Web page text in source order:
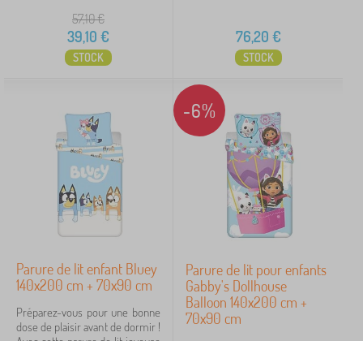
57,10€
39,10 €
STOCK
76,20 €
STOCK
Parure de lit enfant Bluey
140x200 cm + 70x90 cm
Préparez-vous pour une bonne
dose de plaisir avant de dormir !
-6%
Parure de lit pour enfants
Gabby's Dollhouse
Balloon 140x200 cm +
70x90 cm